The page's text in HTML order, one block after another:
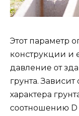
Этот параметр
конструкции и
давление от
грунта.
характера
соотношению D